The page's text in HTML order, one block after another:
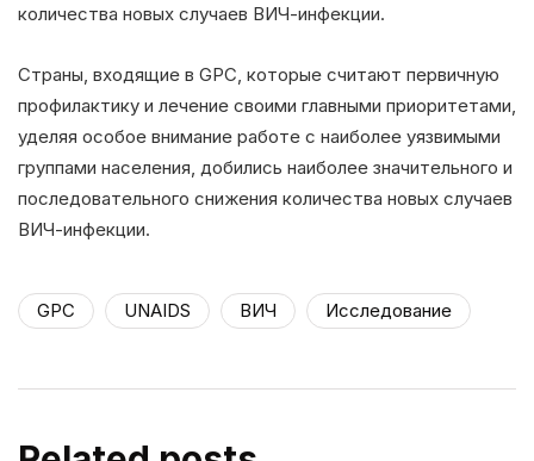
количества новых случаев ВИЧ-инфекции.
Страны, входящие в GPC, которые считают первичную
профилактику и лечение своими главными приоритетами,
уделяя особое внимание работе с наиболее уязвимыми
группами населения, добились наиболее значительного и
последовательного снижения количества новых случаев
ВИЧ-инфекции.
GPC UNAIDS ВИЧ Исследование